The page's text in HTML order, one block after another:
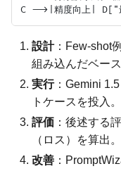
設計：Few-shot
組み込んだベー
実行：Gemini
トケースを投入。
評価 ：後述する
（ロス）を算出。
改善 ：